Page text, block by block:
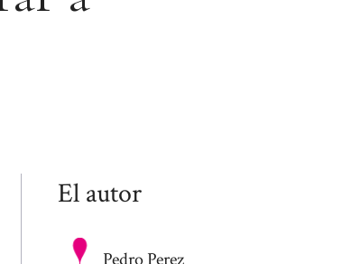
El autor